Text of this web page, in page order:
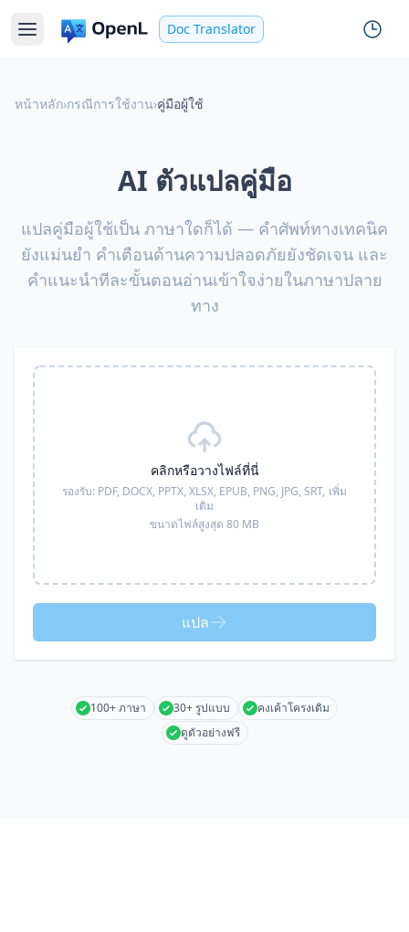
Doc Translator
หน้าหลัก›กรณีการใช้งาน›คู่มือผู้ใช้
AI ตัวแปลคู่มือ
แปลคู่มือผู้ใช้เป็น ภาษาใดก็ได้ — คำศัพท์ทางเทคนิค
ยังแม่นยำ คำเตือนด้านความปลอดภัยยังชัดเจน และ
คำแนะนำทีละขั้นตอนอ่านเข้าใจง่ายในภาษาปลาย
ทาง
คลิกหรือวางไฟล์ที่นี่
รองรับ: PDF, DOCX, PPTX, XLSX, EPUB, PNG, JPG, SRT, เพิ่ม
เติม
ขนาดไฟล์สูงสุด 80 MB
แปล
100+ ภาษา 30+ รูปแบบ
คงเค้าโครงเดิม
ดูตัวอย่างฟรี